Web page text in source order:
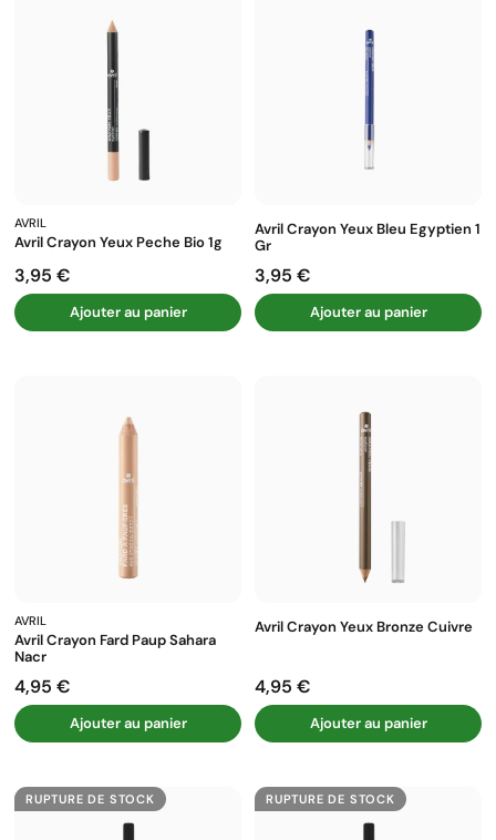
AVRIL
Avril Crayon Yeux Peche Bio 1g
Prix
3,95 €
Ajouter au panier
Avril Crayon Yeux Bleu Egyptien 1
Gr
Prix
3,95 €
Ajouter au panier
AVRIL
Avril Crayon Fard Paup Sahara
Nacr
Prix
4,95 €
Ajouter au panier
Avril Crayon Yeux Bronze Cuivre
Prix
4,95 €
Ajouter au panier
RUPTURE DE STOCK RUPTURE DE STOCK